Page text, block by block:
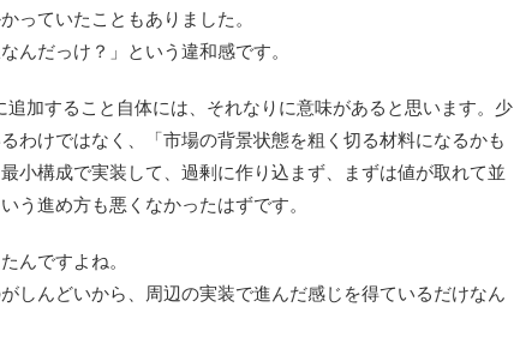
っていたこともありました。
んだっけ？」という違和感です。
加すること自体には、それなりに意味があると思います。少
わけではなく、「市場の背景状態を粗く切る材料になるかも
小構成で実装して、過剰に作り込まず、まずは値が取れて並
う進め方も悪くなかったはずです。
んですよね。
しんどいから、周辺の実装で進んだ感じを得ているだけなん